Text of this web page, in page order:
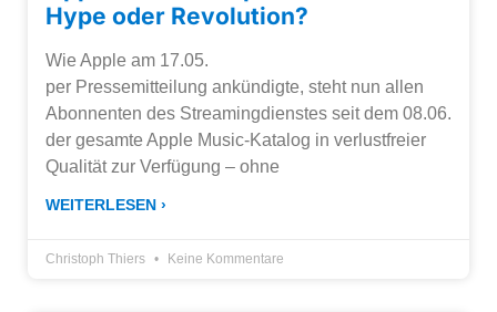
Hype oder Revolution?
Wie Apple am 17.05.
per Pressemitteilung ankündigte, steht nun allen
Abonnenten des Streamingdienstes seit dem 08.06.
der gesamte Apple Music-Katalog in verlustfreier
Qualität zur Verfügung – ohne
WEITERLESEN ›
Christoph Thiers Keine Kommentare